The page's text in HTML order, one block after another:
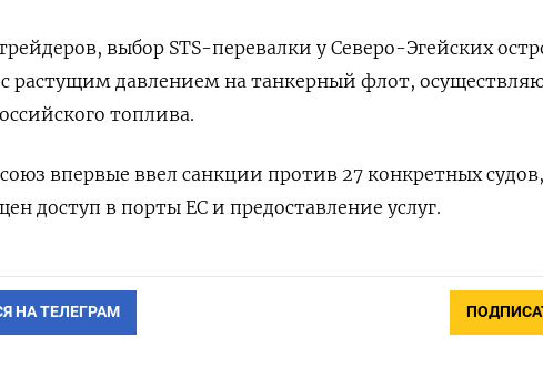
выбор STS-перевалки у Северо-Эгейских
с растущим давлением на танкерный флот,
топлива.
впервые ввел санкции против 27 конкретных
доступ в порты ЕС и предоставление услуг.
НА ТЕЛЕГРАМ